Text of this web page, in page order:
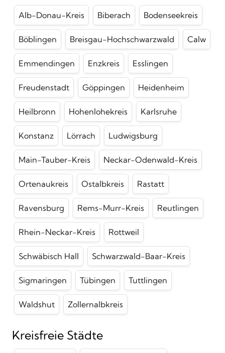
Alb-Donau-Kreis Biberach Bodenseekreis
Böblingen Breisgau-Hochschwarzwald Calw
Emmendingen Enzkreis Esslingen
Freudenstadt Göppingen Heidenheim
Heilbronn Hohenlohekreis Karlsruhe
Konstanz Lörrach Ludwigsburg
Main-Tauber-Kreis Neckar-Odenwald-Kreis
Ortenaukreis Ostalbkreis Rastatt
Ravensburg Rems-Murr-Kreis Reutlingen
Rhein-Neckar-Kreis Rottweil
Schwäbisch Hall Schwarzwald-Baar-Kreis
Sigmaringen Tübingen Tuttlingen
Waldshut Zollernalbkreis
Kreisfreie Städte